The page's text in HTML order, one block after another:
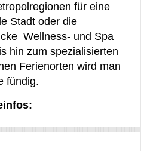
für eine
Stadt oder die
Wellness- und Spa
hin zum spezialisierten
Ferienorten wird man
fündig.